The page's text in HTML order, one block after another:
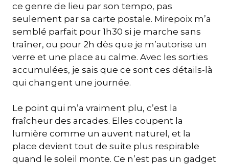
ce genre de lieu par son tempo, pas
seulement par sa carte postale. Mirepoix m’a
semblé parfait pour 1h30 si je marche sans
traîner, ou pour 2h dès que je m’autorise un
verre et une place au calme. Avec les sorties
accumulées, je sais que ce sont ces détails-là
qui changent une journée.
Le point qui m’a vraiment plu, c’est la
fraîcheur des arcades. Elles coupent la
lumière comme un auvent naturel, et la
place devient tout de suite plus respirable
quand le soleil monte. Ce n’est pas un gadget